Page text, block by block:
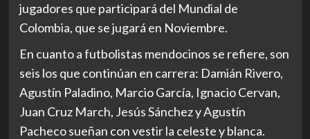
jugadores que participará del Mundial de
Colombia, que se jugará en Noviembre.
En cuanto a futbolistas mendocinos se refiere, son
seis los que continúan en carrera: Damián Rivero,
Agustín Paladino, Marcio García, Ignacio Cervan,
Juan Cruz March, Jesús Sánchez y Agustín
Pacheco sueñan con vestir la celeste y blanca.